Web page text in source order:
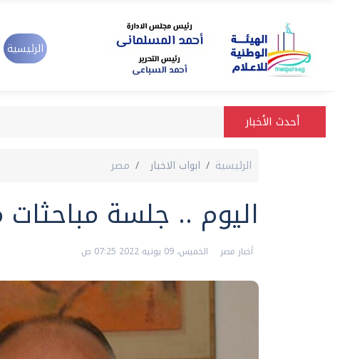
الرئيسية
أحدث الأخبار
الرئيسية ابواب الاخبار مصر
اليوم .. جلسة مباحثات
أخبار مصر الخميس، 09 يونيه 2022 07:25 ص